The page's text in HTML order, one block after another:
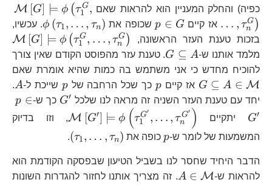
כפיה) והחלק המעניין הוא להראות שאם
M [G] ⊨ ϕ (τ1
G,
… , τn
G ) אז קיים
p\in
G
p ∈ G שכופה את ϕ (τ1, … , τn)
. עכשיו,
בזכות טענת העזר הראשונה,
M [G] ⊨ ϕ (τ1
G, … , τn
G )
מלמד אותנו ש-
G\subseteq
A
G ⊆ A
. טענת עזר מהפוסט הקודם שאין צורך
להוכיח מחדש כי אני משתמש בה כמות שהיא אומרת שאם
G ⊆ A ∈ M אז קיים p p כך שכל הרחבה של p
p שייכת ל- A
A
.
יחד עם טענת העזר השניה זה מראה לנו שלכל
G′ כך ש- p ∈
G′ יתקיים M [G′] ⊨ ϕ (τ1
G′ , … , τn
G′ )
, וזו בדיוק
המשמעות של לומר ש-
p p כופה את (τ1, … , τn)
.
הדבר היחיד שחסר לנו בשביל הטיעון שבפסקה הקודמת הוא
להראות ש-
A\in\mathcal{M}
A ∈ M . זה מצריך אותנו לחזור להגדרות השונות